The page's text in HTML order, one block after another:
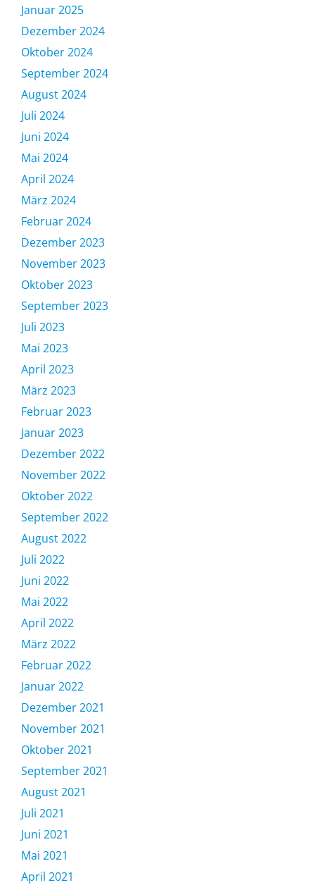
Januar 2025
Dezember 2024
Oktober 2024
September 2024
August 2024
Juli 2024
Juni 2024
Mai 2024
April 2024
März 2024
Februar 2024
Dezember 2023
November 2023
Oktober 2023
September 2023
Juli 2023
Mai 2023
April 2023
März 2023
Februar 2023
Januar 2023
Dezember 2022
November 2022
Oktober 2022
September 2022
August 2022
Juli 2022
Juni 2022
Mai 2022
April 2022
März 2022
Februar 2022
Januar 2022
Dezember 2021
November 2021
Oktober 2021
September 2021
August 2021
Juli 2021
Juni 2021
Mai 2021
April 2021